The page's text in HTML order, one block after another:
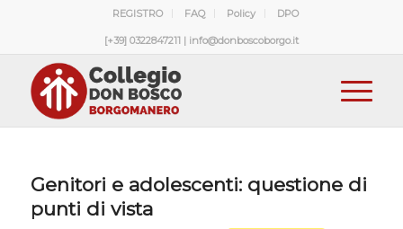
REGISTRO FAQ Policy DPO
[+39] 0322847211 | info@donboscoborgo.it
Genitori e adolescenti: questione di
punti di vista